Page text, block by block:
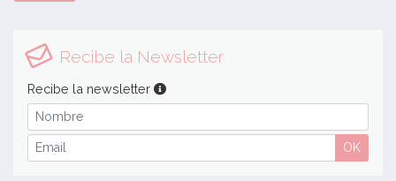
Recibe la Newsletter
Recibe la newsletter
OK